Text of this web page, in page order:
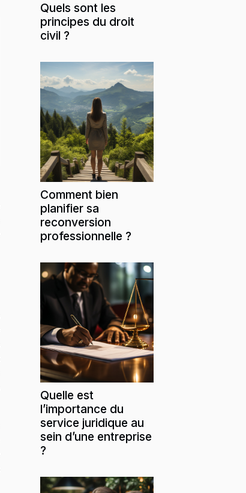
Quels sont les
principes du droit
civil ?
Comment bien
planifier sa
reconversion
professionnelle ?
Quelle est
l’importance du
service juridique au
sein d’une entreprise
?